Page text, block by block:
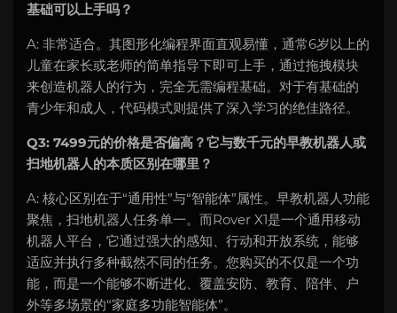
基础可以上手吗？
A: 非常适合。其图形化编程界面直观易懂，通常6岁以上的
儿童在家长或老师的简单指导下即可上手，通过拖拽模块
来创造机器人的行为，完全无需编程基础。对于有基础的
青少年和成人，代码模式则提供了深入学习的绝佳路径。
Q3: 7499元的价格是否偏高？它与数千元的早教机器人或
扫地机器人的本质区别在哪里？
A: 核心区别在于“通用性”与“智能体”属性。早教机器人功能
聚焦，扫地机器人任务单一。而Rover X1是一个通用移动
机器人平台，它通过强大的感知、行动和开放系统，能够
适应并执行多种截然不同的任务。您购买的不仅是一个功
能，而是一个能够不断进化、覆盖安防、教育、陪伴、户
外等多场景的“家庭多功能智能体”。